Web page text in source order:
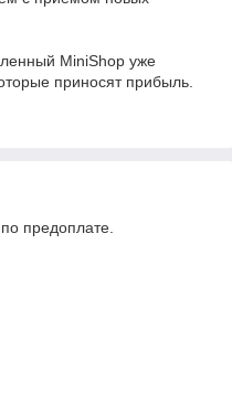
MiniShop уже
приносят прибыль.
предоплате.